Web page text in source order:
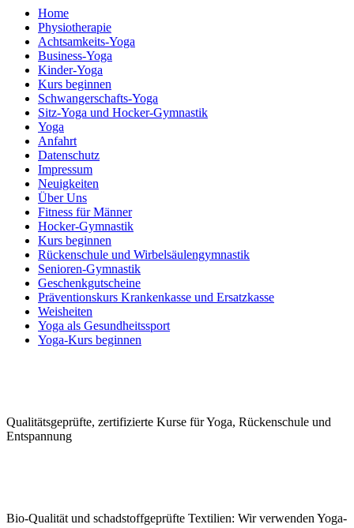
Home
Physiotherapie
Achtsamkeits-Yoga
Business-Yoga
Kinder-Yoga
Kurs beginnen
Schwanger­schafts-Yoga
Sitz-Yoga und Hocker-Gymnastik
Yoga
Anfahrt
Datenschutz
Impressum
Neuigkeiten
Über Uns
Fitness für Männer
Hocker-Gymnastik
Kurs beginnen
Rückenschule und Wirbelsäulen­gymnastik
Senioren-Gymnastik
Geschenkgutscheine
Präventionskurs Krankenkasse und Ersatzkasse
Weisheiten
Yoga als Gesundheitssport
Yoga-Kurs beginnen
Qualitäts­geprüfte, zerti­fizierte Kurse für Yoga, Rücken­schule und
Ent­spannung
Bio-Qualität und schad­stoffge­prüfte Tex­tilien: Wir ver­wen­den Yoga-